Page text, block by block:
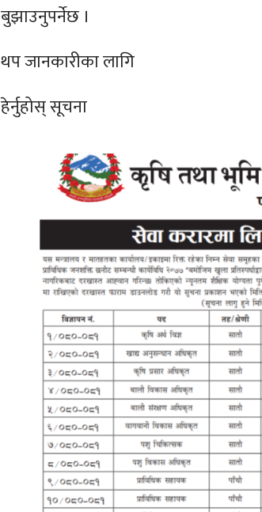
बुझाउनुपर्नेछ ।
थप जानकारीका लागि
हेर्नुहोस् सूचना